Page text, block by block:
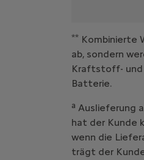
** Kombinierte
ab, sondern
Kraftstoff- und
Batterie.
a Auslieferung
hat der Kunde
wenn die
trägt der